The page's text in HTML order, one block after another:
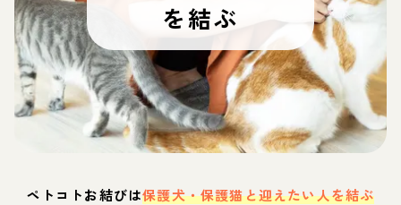
を結ぶ
ペトコトお結びは保護犬・保護猫と迎えたい人を結ぶ